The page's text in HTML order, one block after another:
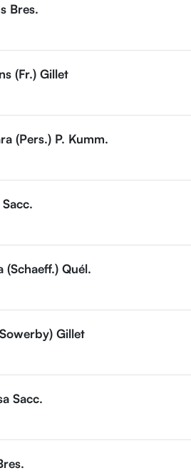
Bres.
(Fr.) Gillet
(Pers.) P. Kumm.
Quél.
Gillet
Sacc.